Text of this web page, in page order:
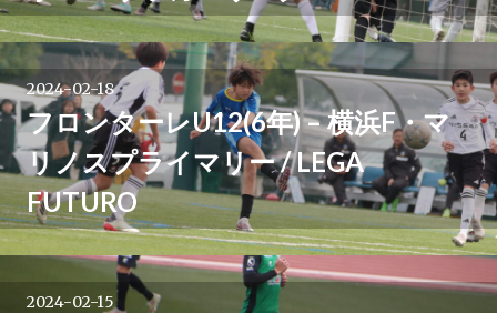
2024-02-18
フロンターレU12(6年) – 横浜F・マ
リノスプライマリー / LEGA
FUTURO
2024-02-15